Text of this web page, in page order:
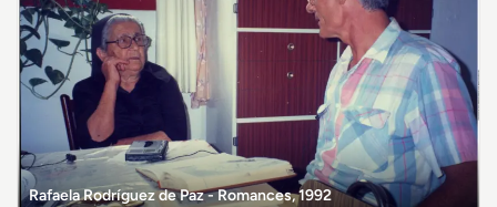
Rafaela Rodríguez de Paz - Romances, 1992